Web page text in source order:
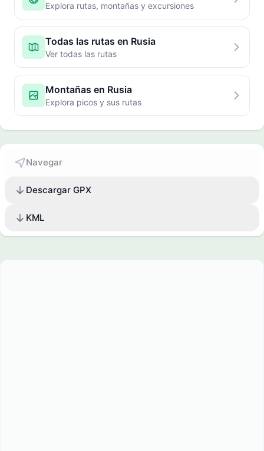
Explora rutas, montañas y excursiones
Todas las rutas en Rusia
Ver todas las rutas
Montañas en Rusia
Explora picos y sus rutas
Navegar
Descargar GPX
KML